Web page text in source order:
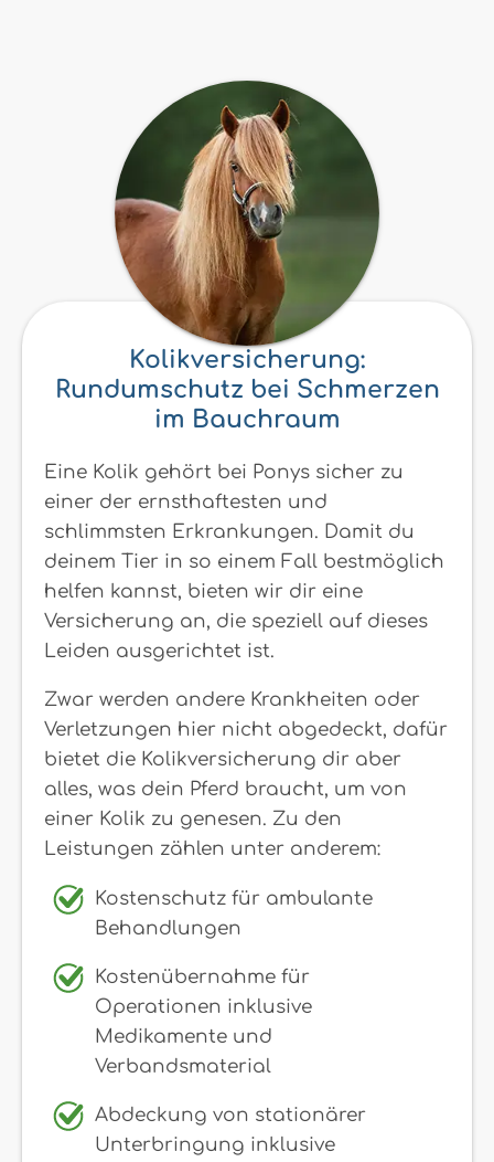
Kolikversicherung:
Rundumschutz bei Schmerzen
im Bauchraum
Eine Kolik gehört bei Ponys sicher zu
einer der ernsthaftesten und
schlimmsten Erkrankungen. Damit du
deinem Tier in so einem Fall bestmöglich
helfen kannst, bieten wir dir eine
Versicherung an, die speziell auf dieses
Leiden ausgerichtet ist.
Zwar werden andere Krankheiten oder
Verletzungen hier nicht abgedeckt, dafür
bietet die Kolikversicherung dir aber
alles, was dein Pferd braucht, um von
einer Kolik zu genesen. Zu den
Leistungen zählen unter anderem:
Kostenschutz für ambulante
Behandlungen
Kostenübernahme für
Operationen inklusive
Medikamente und
Verbandsmaterial
Abdeckung von stationärer
Unterbringung inklusive